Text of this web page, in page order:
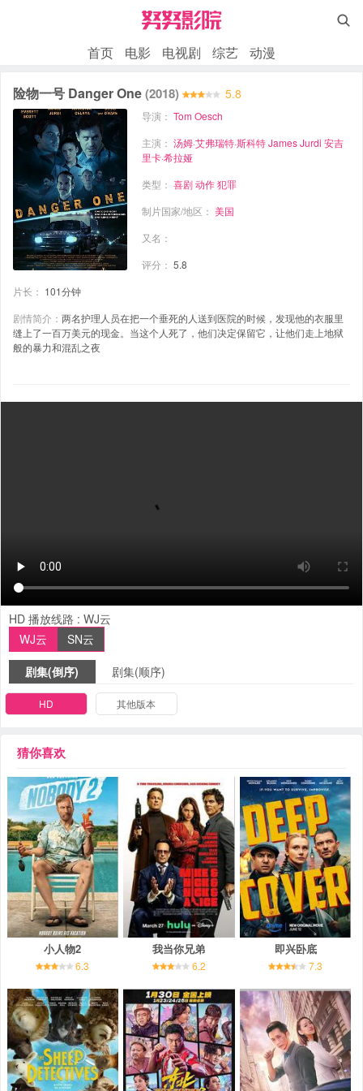

首页 电影 电视剧 综艺 动漫
险物一号 Danger One(2018) 5.8
导演：Tom Oesch
主演：汤姆·艾弗瑞特·斯科特 James Jurdi 安吉
里卡·希拉娅
类型：喜剧 动作 犯罪
制片国家/地区：美国
又名：
评分：5.8
片长： 101分钟
剧情简介： 两名护理人员在把一个垂死的人送到医院的时候，发现他的衣服里
缝上了一百万美元的现金。当这个人死了，他们决定保留它，让他们走上地狱
般的暴力和混乱之夜
HD 播放线路 : WJ云
WJ云
SN云
剧集(倒序)
剧集(顺序)
HD 其他版本
猜你喜欢
小人物2
6.3
我当你兄弟
6.2
即兴卧底
7.3